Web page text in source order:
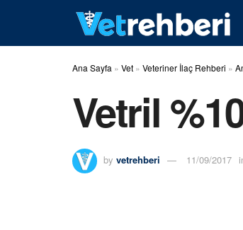
Ana Sayfa » Vet » Veteriner İlaç Rehberi »
Vetril
by vetrehberi 11/09/2017